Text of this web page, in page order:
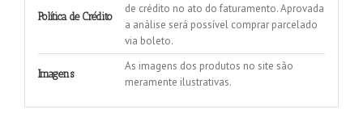
Política de Crédito
de crédito no ato do faturamento. Aprovada
a análise será possível comprar parcelado
via boleto.
Imagens
As imagens dos produtos no site são
meramente ilustrativas.